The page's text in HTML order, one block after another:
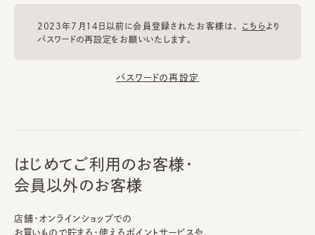
2023年7月14日以前に会員登録されたお客様は、 こちらより
パスワードの再設定をお願いいたします。
パスワードの再設定
はじめてご利用のお客様・
会員以外のお客様
店舗・オンラインショップでの
お買いもので貯まる・使えるポイントサービスや、